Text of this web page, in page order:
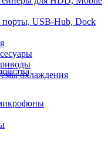
порты, USB-Hub, Dock
охлаждения